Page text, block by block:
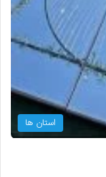
استان ها